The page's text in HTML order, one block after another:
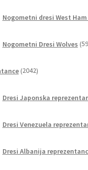
Nogometni dresi West
Nogometni Dresi Wolves 59
2042izdelkov
Dresi Japonska
Dresi Venezuela
Dresi Albanija